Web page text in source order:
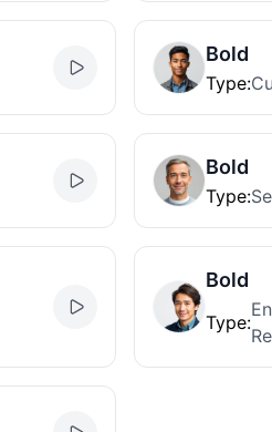
Bold
Type:
Bold
Type:
Bold
Type: